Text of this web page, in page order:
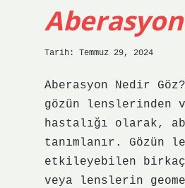
Tarih: Temmuz 29, 2024
Aberasyon Nedir
gözün lenslerinden
hastalığı olarak,
tanımlanır.
etkileyebilen birkaç
veya lenslerin